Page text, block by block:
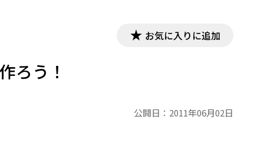
お気に入りに追加
ろう！
公開日： 2011年06月02日